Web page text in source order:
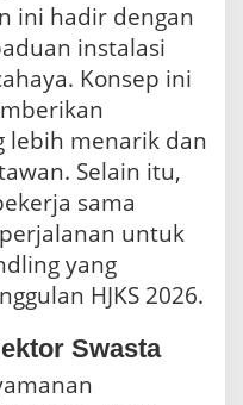
ini hadir dengan
instalasi
Konsep ini
lebih menarik dan
Selain itu,
sama
perjalanan untuk
yang
HJKS 2026.
Swasta